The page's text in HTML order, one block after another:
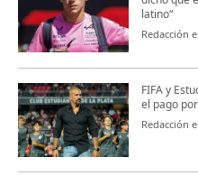
latino“
Redacción
FIFA y
el pago
Redacción